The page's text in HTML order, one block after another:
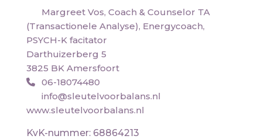
Margreet Vos, Coach & Counselor TA
(Transactionele Analyse), Energycoach,
PSYCH-K facitator
Darthuizerberg 5
3825 BK Amersfoort
06-18074480
info@sleutelvoorbalans.nl
www.sleutelvoorbalans.nl
KvK-nummer: 68864213